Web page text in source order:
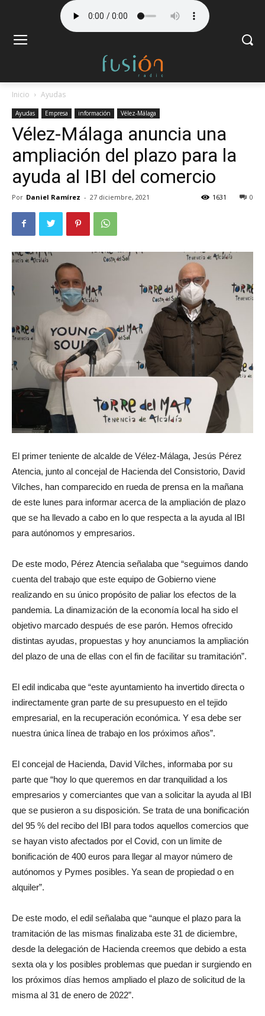
Inicio Ayudas
Ayudas Empresa información Vélez-Málaga
Vélez-Málaga anuncia una
ampliación del plazo para la
ayuda al IBI del comercio
Por Daniel Ramírez - 27 diciembre, 2021 0
1631
El primer teniente de alcalde de Vélez-Málaga, Jesús Pérez
Atencia, junto al concejal de Hacienda del Consistorio, David
Vilches, han comparecido en rueda de prensa en la mañana
de este lunes para informar acerca de la ampliación de plazo
que se ha llevado a cabo en lo que respecta a la ayuda al IBI
para autónomos y empresarios.
De este modo, Pérez Atencia señalaba que “seguimos dando
cuenta del trabajo que este equipo de Gobierno viene
realizando en su único propósito de paliar los efectos de la
pandemia. La dinamización de la economía local ha sido el
objetivo marcado después de ese parón. Hemos ofrecido
distintas ayudas, propuestas y hoy anunciamos la ampliación
del plazo de una de ellas con el fin de facilitar su tramitación”.
El edil indicaba que “este ayuntamiento ha invertido directa o
indirectamente gran parte de su presupuesto en el tejido
empresarial, en la recuperación económica. Y esa debe ser
nuestra única línea de trabajo en los próximos años”.
El concejal de Hacienda, David Vilches, informaba por su
parte que “hoy lo que queremos en dar tranquilidad a los
empresarios y comerciantes que van a solicitar la ayuda al IBI
que se pusieron a su disposición. Se trata de una bonificación
del 95 % del recibo del IBI para todos aquellos comercios que
se hayan visto afectados por el Covid, con un limite de
bonificación de 400 euros para llegar al mayor número de
autónomos y Pymes posibles. Ya sean de propiedad o en
alquiler”.
De este modo, el edil señalaba que “aunque el plazo para la
tramitación de las mismas finalizaba este 31 de diciembre,
desde la delegación de Hacienda creemos que debido a esta
sexta ola y los posibles problemas que puedan ir surgiendo en
los próximos días hemos ampliado el plazo de solicitud de la
misma al 31 de enero de 2022”.